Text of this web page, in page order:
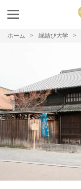
ホーム 縁結び大学